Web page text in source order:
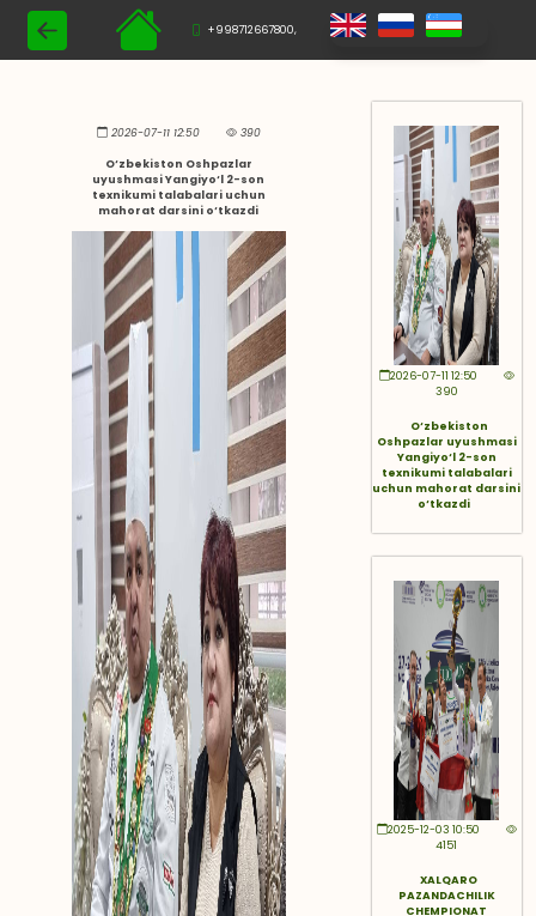
+998712667800,
2026-07-11 12:50 390
O‘zbekiston Oshpazlar
uyushmasi Yangiyo‘l 2-son
texnikumi talabalari uchun
mahorat darsini o‘tkazdi
2026-07-11 12:50
390
O‘zbekiston
Oshpazlar uyushmasi
Yangiyo‘l 2-son
texnikumi talabalari
uchun mahorat darsini
o‘tkazdi
2025-12-03 10:50
4151
XALQARO
PAZANDACHILIK
CHEMPIONAT